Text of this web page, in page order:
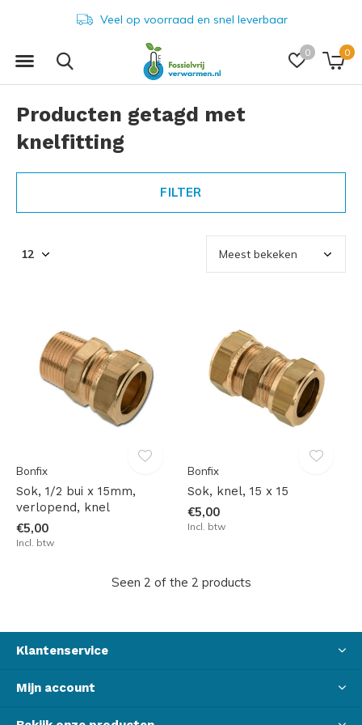
0 0
Veel op voorraad en snel leverbaar
Producten getagd met
knelfitting
FILTER
Bonfix
Sok, 1/2 bui x 15mm,
verlopend, knel
€5,00
Incl. btw
Bonfix
Sok, knel, 15 x 15
€5,00
Incl. btw
Seen 2 of the 2 products
Klantenservice
Mijn account